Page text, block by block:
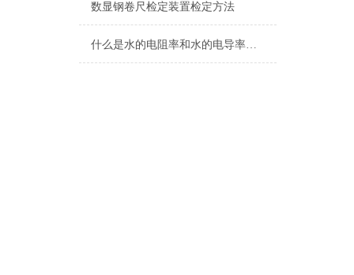
数显钢卷尺检定装置检定方法
什么是水的电阻率和水的电导率？如何测量？